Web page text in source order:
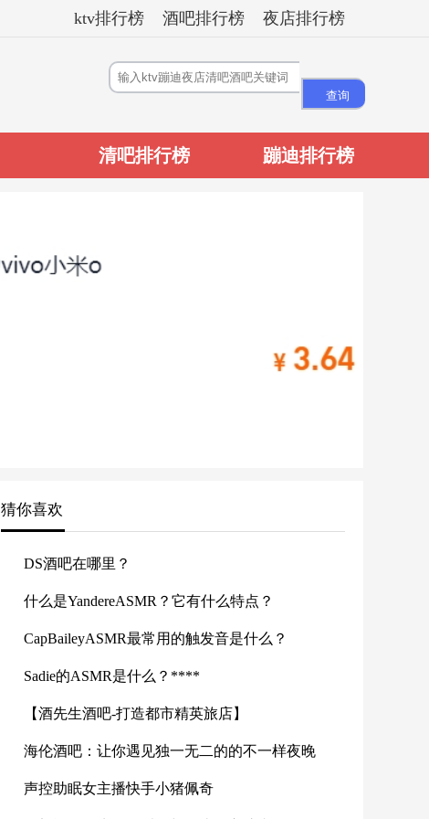
ktv排行榜 酒吧排行榜 夜店排行榜
清吧排行榜 蹦迪排行榜
猜你喜欢
DS酒吧在哪里？
什么是YandereASMR？它有什么特点？
CapBaileyASMR最常用的触发音是什么？
Sadie的ASMR是什么？****
【酒先生酒吧-打造都市精英旅店】
海伦酒吧：让你遇见独一无二的的不一样夜晚
声控助眠女主播快手小猪佩奇